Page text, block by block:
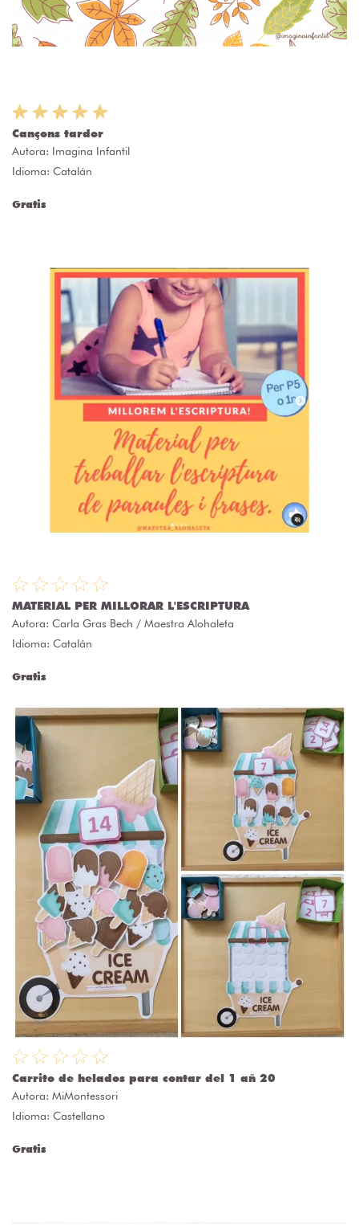
Cançons tardor
Autora: Imagina Infantil
Idioma: Catalán
Gratis
MATERIAL PER MILLORAR L'ESCRIPTURA
Autora: Carla Gras Bech / Maestra Alohaleta
Idioma: Catalán
Gratis
Carrito de helados para contar del 1 añ 20
Autora: MiMontessori
Idioma: Castellano
Gratis